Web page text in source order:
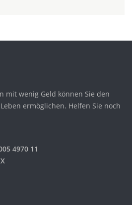
mit wenig Geld können Sie den
ermöglichen. Helfen Sie noch
4970 11